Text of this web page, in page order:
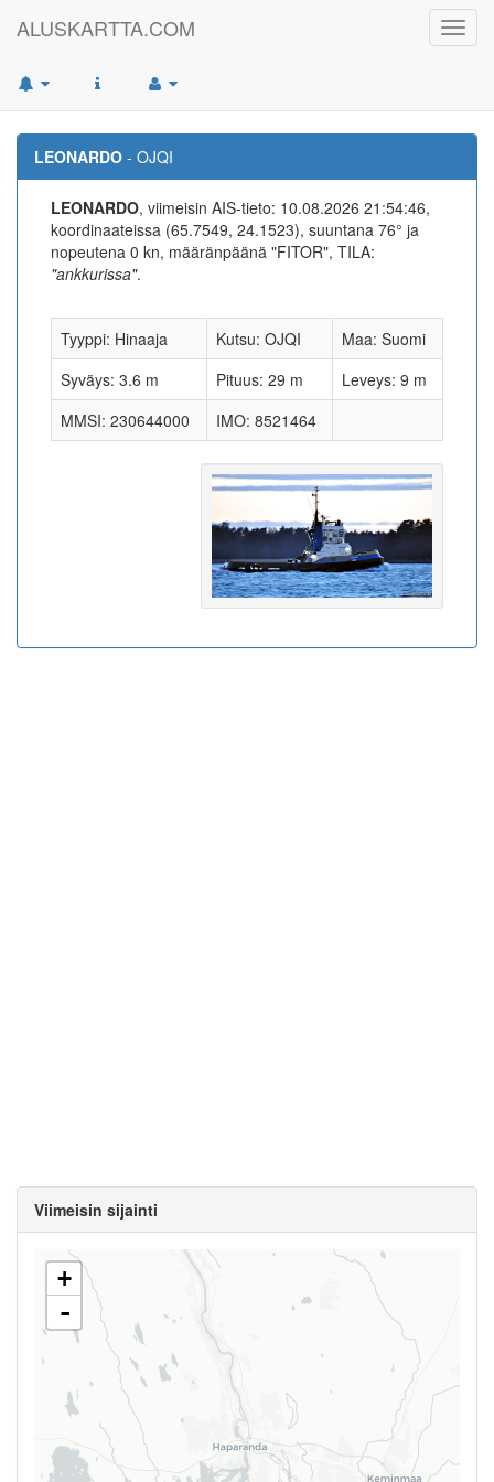
ALUSKARTTA.COM
LEONARDO - OJQI
LEONARDO, viimeisin AIS-tieto: 10.08.2026 21:54:46,
koordinaateissa (65.7549, 24.1523), suuntana 76° ja
nopeutena 0 kn, määränpäänä "FITOR", TILA:
"ankkurissa".
Tyyppi: Hinaaja Kutsu: OJQI
Maa: Suomi
Syväys: 3.6 m
Pituus: 29 m
Leveys: 9 m
MMSI: 230644000
IMO: 8521464
Viimeisin sijainti
+
-